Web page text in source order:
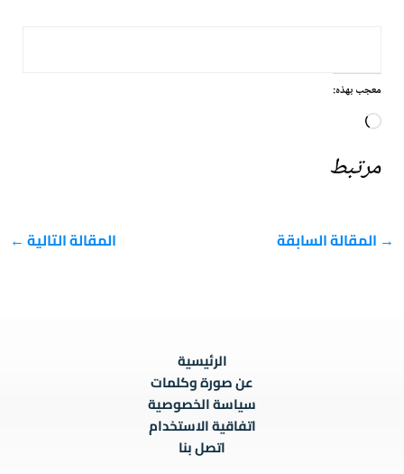
معجب بهذه:
جاري
مرتبط
→ المقالة السابقة المقالة التالية ←
الرئيسية
عن صورة وكلمات
سياسة الخصوصية
اتفاقية الاستخدام
اتصل بنا